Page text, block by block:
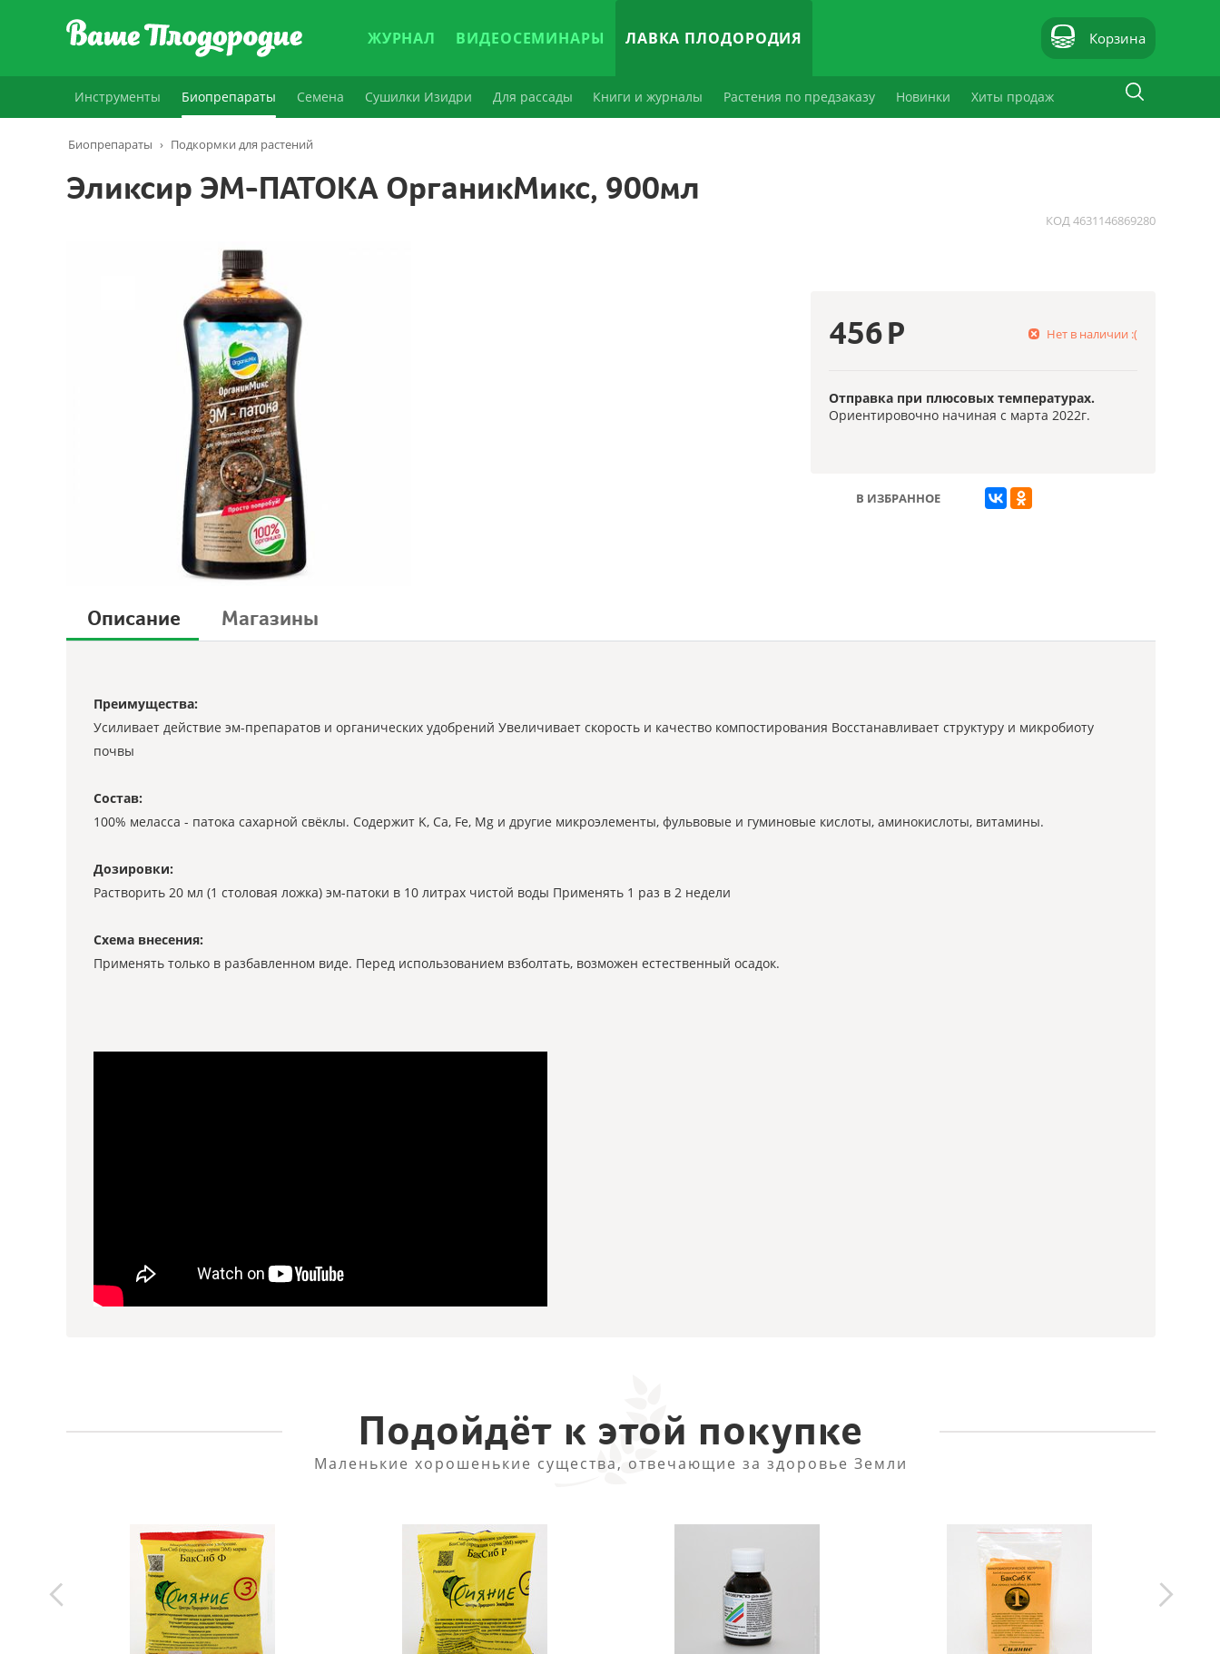
ЖУРНАЛ ВИДЕОСЕМИНАРЫ ЛАВКА ПЛОДОРОДИЯ Корзина
Инструменты Биопрепараты Семена Сушилки Изидри Для рассады Книги и журналы Растения по предзаказу Новинки Хиты продаж
Биопрепараты › Подкормки для растений
Эликсир ЭМ-ПАТОКА ОрганикМикс, 900мл
КОД4631146869280
456Р Нет в наличии :(
Отправка при плюсовых температурах.
Ориентировочно начиная с марта 2022г.
В ИЗБРАННОЕ
Описание Магазины
Преимущества:
Усиливает действие эм-препаратов и органических удобрений Увеличивает скорость и качество компостирования Восстанавливает структуру и микробиоту
почвы
Состав:
100% меласса - патока сахарной свёклы. Содержит K, Ca, Fe, Mg и другие микроэлементы, фульвовые и гуминовые кислоты, аминокислоты, витамины.
Дозировки:
Растворить 20 мл (1 столовая ложка) эм-патоки в 10 литрах чистой воды Применять 1 раз в 2 недели
Схема внесения:
Применять только в разбавленном виде. Перед использованием взболтать, возможен естественный осадок.
Подойдёт к этой покупке
Маленькие хорошенькие существа, отвечающие за здоровье Земли